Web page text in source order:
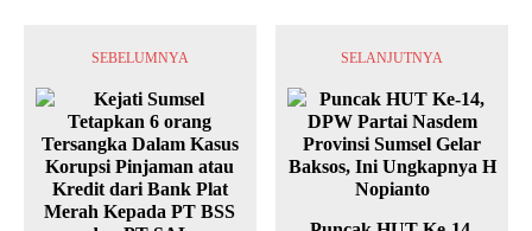
SEBELUMNYA SELANJUTNYA